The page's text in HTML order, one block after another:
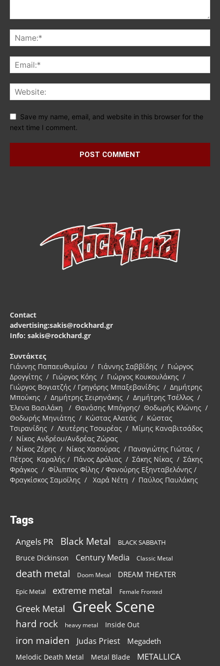
Save my name, email, and website in this browser for the
next time I comment.
Contact
advertising:sakis@rockhard.gr
Info: sakis@rockhard.gr
Συντάκτες
Γιάννης Παπαευθυμίου / Γιάννης Σαββίδης / Γιώργος
Δρογγίτης / Γιώργος Κόης / Γιώργος Κουκουλάκης /
Γιώργος Βογιατζής / Γρηγόρης Μπαξεβανίδης / Δημήτρης
Μπούκης / Δημήτρης Σειρηνάκης / Δημήτρης Τσέλλος /
Έλενα Βασιλάκη / Θανάσης Μπόγρης/ Θοδωρής Κλώνης /
Θοδωρής Μηνιάτης / Κώστας Αλατάς / Κώστας
Τσιρανίδης / Λευτέρης Τσουρέας / Μίμης Καναβιτσάδος
/ Νίκος Ανδρέου/Ανδρέας Ζώρας
/ Νίκος Ζέρης / Νίκος Χασούρας / Παναγιώτης Γιώτας /
Πέτρος Καραλής / Πάνος Δρόλιας / Σάκης Νίκας / Σάκης
Φράγκος / Φίλιππος Φίλης / Φανούρης Εξηνταβελόνης /
Φραγκίσκος Σαμοΐλης / Χαρά Νέτη / Παύλος Παυλάκης
Tags
Angels PR Black Metal BLACK SABBATH
Bruce Dickinson Century Media Classic Metal
death metal Doom Metal DREAM THEATER
Epic Metal extreme metal Female Fronted
Greek Metal Greek Scene
hard rock heavy metal Inside Out
iron maiden Judas Priest Megadeth
Melodic Death Metal Metal Blade METALLICA